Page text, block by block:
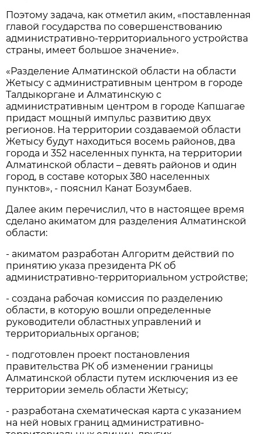
Поэтому задача, как отметил аким, «поставленная
главой государства по совершенствованию
административно-территориального устройства
страны, имеет большое значение».
«Разделение Алматинской области на области
Жетысу с административным центром в городе
Талдыкоргане и Алматинскую с
административным центром в городе Капшагае
придаст мощный импульс развитию двух
регионов. На территории создаваемой области
Жетысу будут находиться восемь районов, два
города и 352 населенных пункта, на территории
Алматинской области – девять районов и один
город, в составе которых 380 населенных
пунктов», - пояснил Канат Бозумбаев.
Далее аким перечислил, что в настоящее время
сделано акиматом для разделения Алматинской
области:
- акиматом разработан Алгоритм действий по
принятию указа президента РК об
административно-территориальном устройстве;
- создана рабочая комиссия по разделению
области, в которую вошли определенные
руководители областных управлений и
территориальных органов;
- подготовлен проект постановления
правительства РК об изменении границы
Алматинской области путем исключения из ее
территории земель области Жетысу;
- разработана схематическая карта с указанием
на ней новых границ административно-